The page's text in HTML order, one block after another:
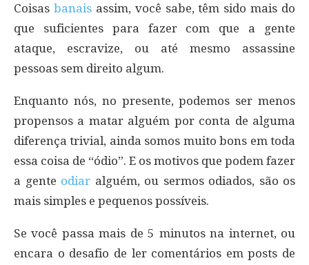
Coisas banaisassim, você sabe, têm sido mais do
que suficientes para fazer com que a gente
ataque, escravize, ou até mesmo assassine
pessoas sem direito algum.
Enquanto nós, no presente, podemos ser menos
propensos a matar alguém por conta de alguma
diferença trivial, ainda somos muito bons em toda
essa coisa de “ódio”. E os motivos que podem fazer
a gente odiar alguém, ou sermos odiados, são os
mais simples e pequenos possíveis.
Se você passa mais de 5 minutos na internet, ou
encara o desafio de ler comentários em posts de